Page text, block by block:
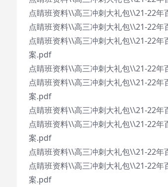
点睛班资料\\高三冲刺大礼包\\21-22
点睛班资料\\高三冲刺大礼包\\21-22
点睛班资料\\高三冲刺大礼包\\21-22
案.pdf
点睛班资料\\高三冲刺大礼包\\21-22
点睛班资料\\高三冲刺大礼包\\21-22
案.pdf
点睛班资料\\高三冲刺大礼包\\21-22
点睛班资料\\高三冲刺大礼包\\21-22
案.pdf
点睛班资料\\高三冲刺大礼包\\21-22
点睛班资料\\高三冲刺大礼包\\21-22
案.pdf